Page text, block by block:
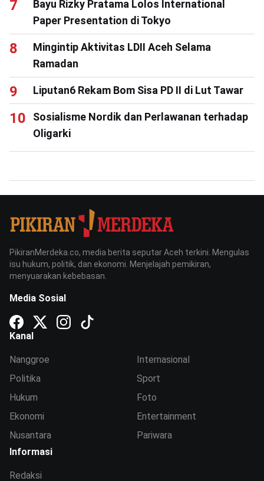
Bayu Rizky Pratama Lolos International
Paper Presentation di Tokyo
Mingintip Aktivitas LDII Aceh Selama
Ramadan
Liputan6 Rekam Bom Sisa PD II di Lut Tawar
Sosialisme Nordik dan Perlawanan terhadap
Oligarki
PikiranMerdeka.co, media berita seputar Aceh terkini. Mengulas
isu hukum, politik, dan ekonomi. Menjelajah pemikiran,
menyuarakan kebebasan.
Media Sosial
Kanal
Nanggroe
Politika
Hukum
Ekonomi
Nusantara
Internasional
Sport
Foto
Entertainment
Pariwara
Informasi
Redaksi